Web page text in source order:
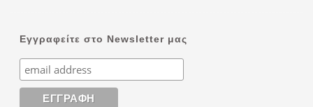
Εγγραφείτε στο Newsletter μας